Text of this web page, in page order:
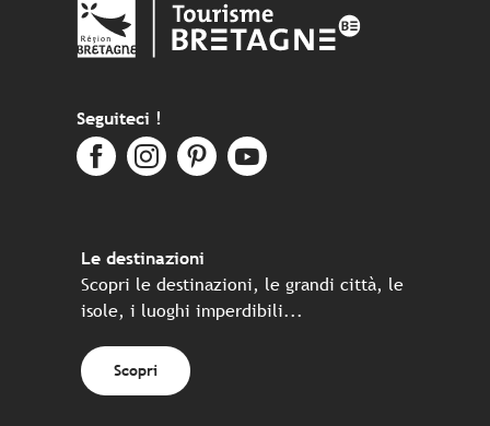
Seguiteci !
Le destinazioni
Scopri le destinazioni, le grandi città, le
isole, i luoghi imperdibili...
Scopri